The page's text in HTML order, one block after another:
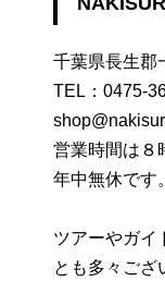
千葉県長生郡
TEL： 0475-
営業時間は８
年中無休です。
ツアーやガイ
とも多々ござ